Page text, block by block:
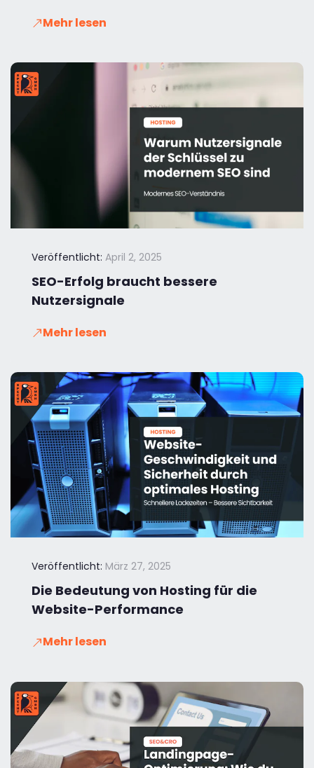
Mehr lesen
Veröffentlicht: April 2, 2025
SEO-Erfolg braucht bessere
Nutzersignale
Mehr lesen
Veröffentlicht: März 27, 2025
Die Bedeutung von Hosting für die
Website-Performance
Mehr lesen